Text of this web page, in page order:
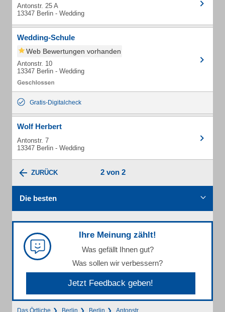
Antonstr. 25 A
13347 Berlin - Wedding
Wedding-Schule
Web Bewertungen vorhanden
Antonstr. 10
13347 Berlin - Wedding
Gratis-Digitalcheck
Wolf Herbert
Antonstr. 7
13347 Berlin - Wedding
ZURÜCK 2 von 2
Die besten
Ihre Meinung zählt!
Was gefällt Ihnen gut?
Was sollen wir verbessern?
Jetzt Feedback geben!
Das Örtliche Berlin Berlin Antonstr